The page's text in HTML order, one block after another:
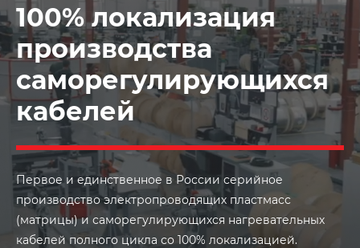
100% локализация
производства
саморегулирующихся
кабелей
Первое и единственное в России серийное
производство электропроводящих пластмасс
(матрицы) и саморегулирующихся нагревательных
кабелей полного цикла со 100% локализацией.